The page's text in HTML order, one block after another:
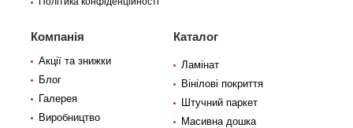
Компанія
Акції та знижки
Блог
Галерея
Виробництво
Каталог
Ламінат
Вінілові покриття
Штучний паркет
Масивна дошка